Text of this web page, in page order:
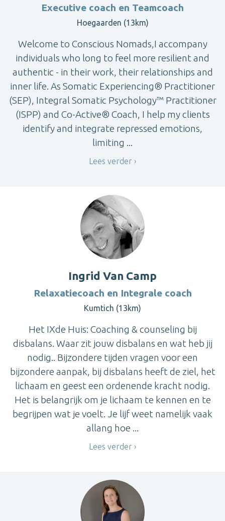
Executive coach en Teamcoach
Hoegaarden (13km)
Welcome to Conscious Nomads,I accompany
individuals who long to feel more resilient and
authentic - in their work, their relationships and
inner life. As Somatic Experiencing® Practitioner
(SEP), Integral Somatic Psychology™ Practitioner
(ISPP) and Co-Active® Coach, I help my clients
identify and integrate repressed emotions,
limiting ...
Lees verder
Ingrid Van Camp
Relaxatiecoach en Integrale coach
Kumtich (13km)
Het IXde Huis: Coaching & counseling bij
disbalans. Waar zit jouw disbalans en wat heb jij
nodig.. Bijzondere tijden vragen voor een
bijzondere aanpak, bij disbalans heeft de ziel, het
lichaam en geest een ordenende kracht nodig.
Het is belangrijk om je lichaam te kennen en te
begrijpen wat je voelt. Je lijf weet namelijk vaak
allang hoe ...
Lees verder